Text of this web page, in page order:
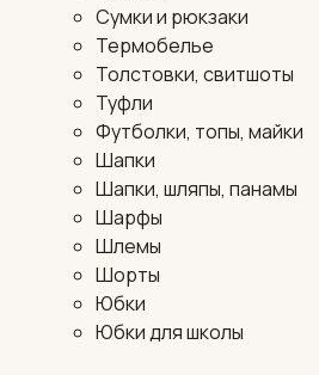
Сумки и рюкзаки
Термобелье
Толстовки, свитшоты
Туфли
Футболки, топы, майки
Шапки
Шапки, шляпы, панамы
Шарфы
Шлемы
Шорты
Юбки
Юбки для школы